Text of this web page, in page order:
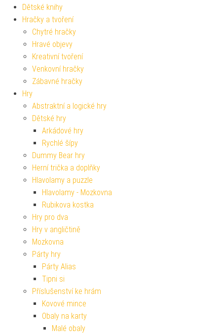
Dětské knihy
Hračky a tvoření
Chytré hračky
Hravé objevy
Kreativní tvoření
Venkovní hračky
Zábavné hračky
Hry
Abstraktní a logické hry
Dětské hry
Arkádové hry
Rychlé šípy
Dummy Bear hry
Herní trička a doplňky
Hlavolamy a puzzle
Hlavolamy - Mozkovna
Rubikova kostka
Hry pro dva
Hry v angličtině
Mozkovna
Párty hry
Párty Alias
Tipni si
Příslušenství ke hrám
Kovové mince
Obaly na karty
Malé obaly